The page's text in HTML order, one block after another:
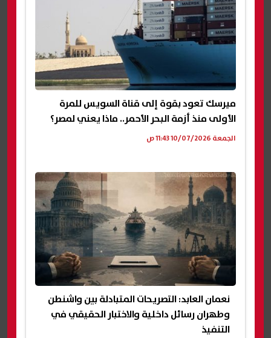
ميرسك تعود بقوة إلى قناة السويس للمرة
الأولى منذ أزمة البحر الأحمر.. ماذا يعني لمصر؟
الجمعة 10/07/2026 11:43 ص
نعمان العابد: التصريحات المتبادلة بين واشنطن
وطهران رسائل داخلية والاختبار الحقيقي في
التنفيذ